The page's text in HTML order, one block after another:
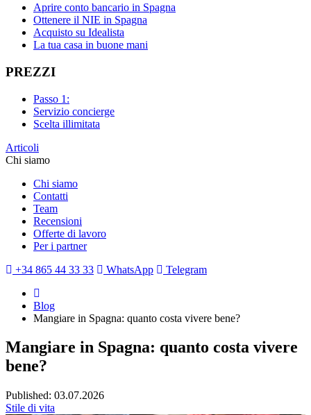
Aprire conto bancario in Spagna
Ottenere il NIE in Spagna
Acquisto su Idealista
La tua casa in buone mani
PREZZI
Passo 1:
Servizio concierge
Scelta illimitata
Articoli
Chi siamo
Chi siamo
Contatti
Team
Recensioni
Offerte di lavoro
Per i partner
+34 865 44 33 33
WhatsApp Telegram
Blog
Mangiare in Spagna: quanto costa vivere bene?
Mangiare in Spagna: quanto costa vivere
bene?
Published: 03.07.2026
Stile di vita